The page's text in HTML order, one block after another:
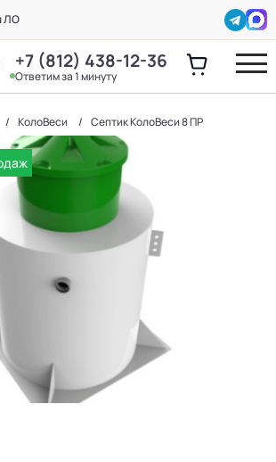
ЛО
+7 (812) 438-12-36
Ответим за 1 минуту
КолоВеси Септик КолоВеси 8 ПР